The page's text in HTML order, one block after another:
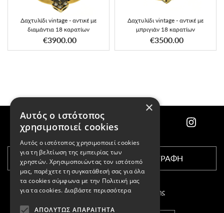
Δαχτυλίδι vintage - αντικέ με
διαμάντια 18 καρατίων
€3900.00
Δαχτυλίδι vintage - αντικέ με
μπριγιάν 18 καρατίων
€3500.00
ΕΓΓΡΑΦΗ
Αποδέχομαι τους όρους χρήσης
×
Αυτός ο ιστότοπος
χρησιμοποιεί cookies
Αυτός ο ιστότοπος χρησιμοποιεί cookies
για τη βελτίωση της εμπειρίας των
χρηστών. Χρησιμοποιώντας τον ιστότοπό
μας, παρέχετε τη συγκατάθεσή σας για όλα
τα cookies σύμφωνα με την Πολιτική μας
για τα cookies. Διαβάστε περισσότερα
ΑΠΟΛΎΤΩΣ ΑΠΑΡΑΊΤΗΤΑ